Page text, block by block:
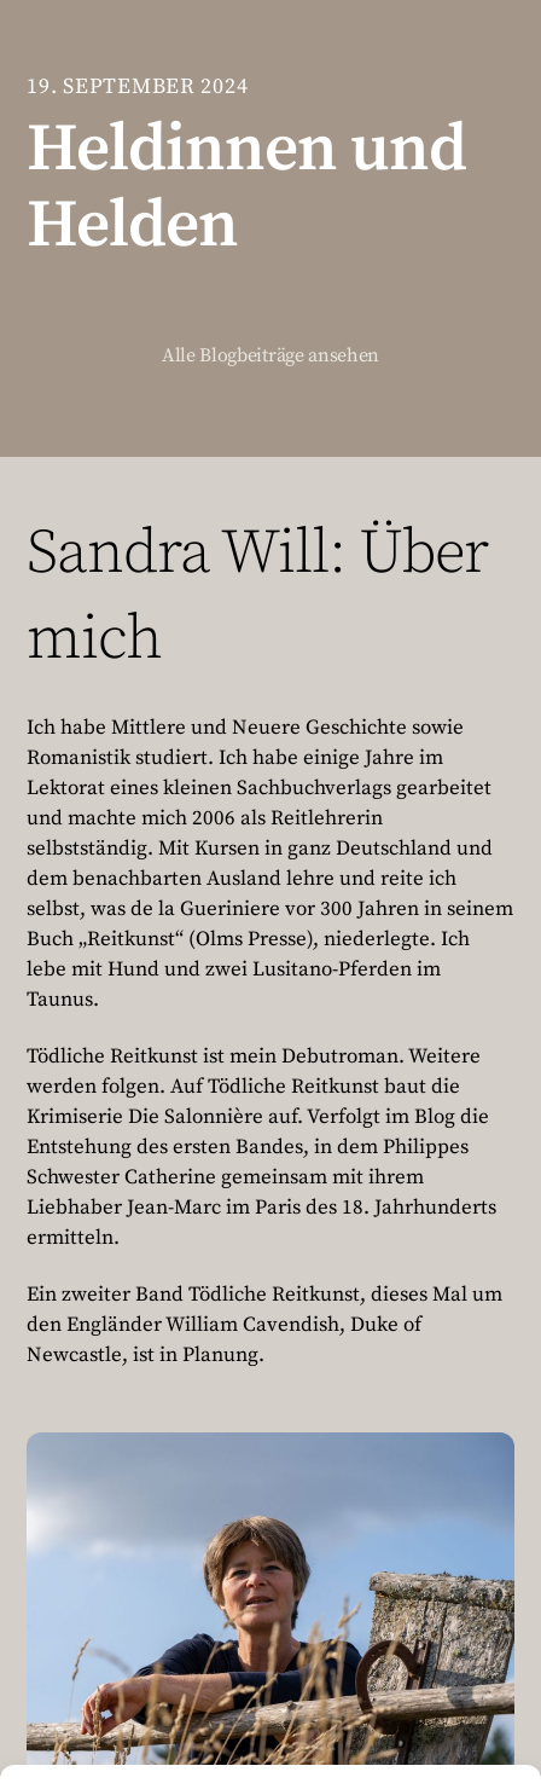
19. SEPTEMBER 2024
Heldinnen und
Helden
Alle Blogbeiträge ansehen
Sandra Will: Über
mich
Ich habe Mittlere und Neuere Geschichte sowie
Romanistik studiert. Ich habe einige Jahre im
Lektorat eines kleinen Sachbuchverlags gearbeitet
und machte mich 2006 als Reitlehrerin
selbstständig. Mit Kursen in ganz Deutschland und
dem benachbarten Ausland lehre und reite ich
selbst, was de la Gueriniere vor 300 Jahren in seinem
Buch „Reitkunst“ (Olms Presse), niederlegte. Ich
lebe mit Hund und zwei Lusitano-Pferden im
Taunus.
Tödliche Reitkunst ist mein Debutroman. Weitere
werden folgen. Auf Tödliche Reitkunst baut die
Krimiserie Die Salonnière auf. Verfolgt im Blog die
Entstehung des ersten Bandes, in dem Philippes
Schwester Catherine gemeinsam mit ihrem
Liebhaber Jean-Marc im Paris des 18. Jahrhunderts
ermitteln.
Ein zweiter Band Tödliche Reitkunst, dieses Mal um
den Engländer William Cavendish, Duke of
Newcastle, ist in Planung.